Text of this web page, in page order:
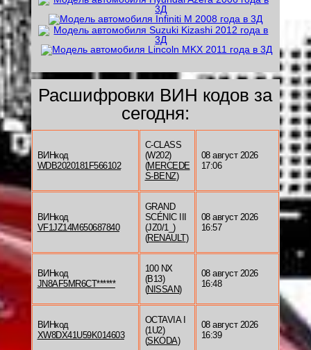
Расшифровки ВИН кодов за
сегодня:
ВИНкод
WDB2020181F566102
C-CLASS
(W202)
(MERCEDE
S-BENZ)
08 август 2026
17:06
ВИНкод
VF1JZ14M650687840
GRAND
SCÉNIC III
(JZ0/1_)
(RENAULT)
08 август 2026
16:57
ВИНкод
JN8AF5MR6CT******
100 NX
(B13)
(NISSAN)
08 август 2026
16:48
ВИНкод
XW8DX41U59K014603
OCTAVIA I
(1U2)
(SKODA)
08 август 2026
16:39